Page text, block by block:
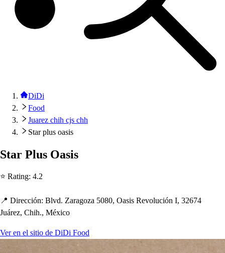
DiDi
Food
Juarez chih cjs chh
Star plus oasis
Star Plus Oasis
⭐ Rating: 4.2
📍 Dirección: Blvd. Zaragoza 5080, Oasis Revolución I, 32674
Juárez, Chih., México
Ver en el sitio de DiDi Food